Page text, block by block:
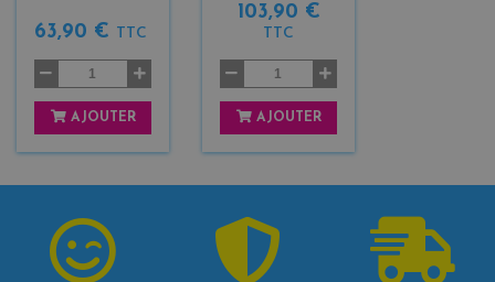
63,90 € TTC
AJOUTER
103,90 €
TTC
AJOUTER